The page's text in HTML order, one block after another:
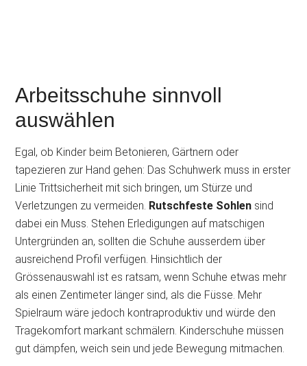
Arbeitsschuhe sinnvoll
auswählen
Egal, ob Kinder beim Betonieren, Gärtnern oder
tapezieren zur Hand gehen: Das Schuhwerk muss in erster
Linie Trittsicherheit mit sich bringen, um Stürze und
Verletzungen zu vermeiden. Rutschfeste Sohlen sind
dabei ein Muss. Stehen Erledigungen auf matschigen
Untergründen an, sollten die Schuhe ausserdem über
ausreichend Profil verfügen. Hinsichtlich der
Grössenauswahl ist es ratsam, wenn Schuhe etwas mehr
als einen Zentimeter länger sind, als die Füsse. Mehr
Spielraum wäre jedoch kontraproduktiv und würde den
Tragekomfort markant schmälern. Kinderschuhe müssen
gut dämpfen, weich sein und jede Bewegung mitmachen.